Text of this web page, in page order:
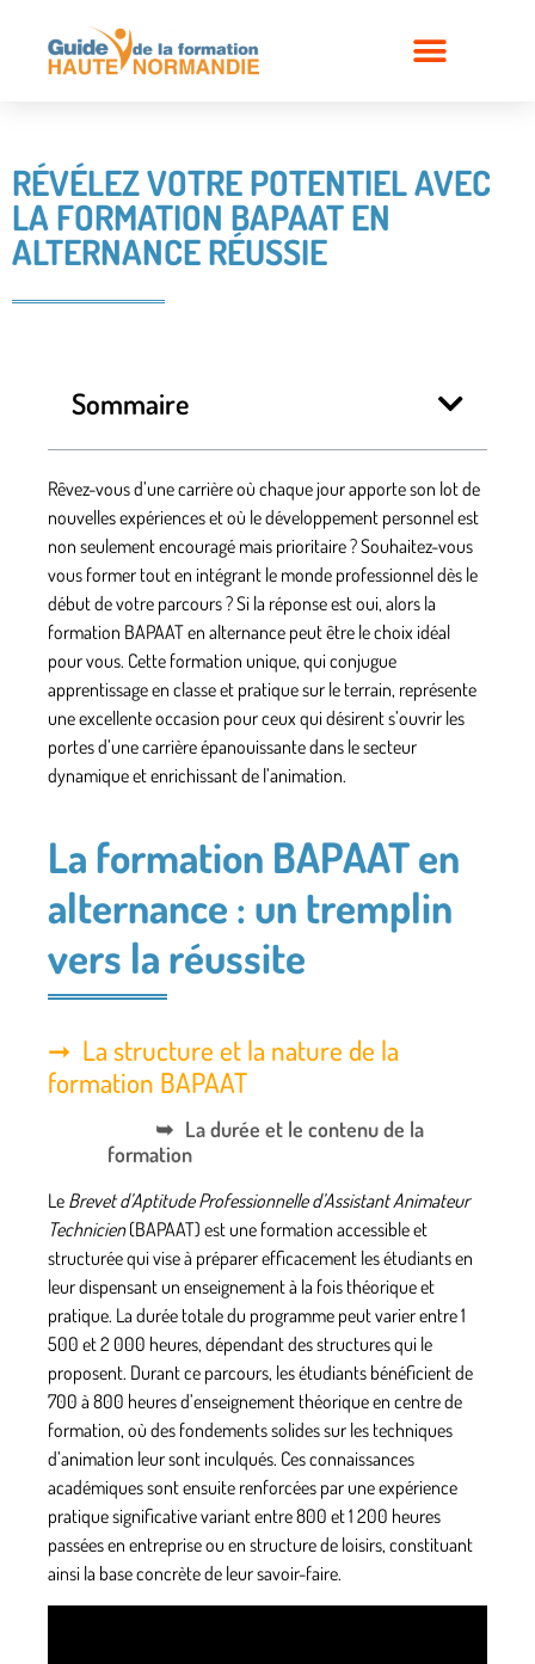
RÉVÉLEZ VOTRE POTENTIEL AVEC
LA FORMATION BAPAAT EN
ALTERNANCE RÉUSSIE
Sommaire
Rêvez-vous d’une carrière où chaque jour apporte son lot de
nouvelles expériences et où le développement personnel est
non seulement encouragé mais prioritaire ? Souhaitez-vous
vous former tout en intégrant le monde professionnel dès le
début de votre parcours ? Si la réponse est oui, alors la
formation BAPAATen alternance peut être le choix idéal
pour vous. Cette formation unique, qui conjugue
apprentissage en classe et pratique sur le terrain, représente
une excellente occasion pour ceux qui désirent s’ouvrir les
portes d’une carrière épanouissante dans le secteur
dynamique et enrichissant de l’animation.
La formation BAPAAT en
alternance : un tremplin
vers la réussite
La structure et la nature de la
formation BAPAAT
La durée et le contenu de la
formation
Le Brevet d’Aptitude Professionnelle d’Assistant Animateur
Technicien(BAPAAT) est une formation accessible et
structurée qui vise à préparer efficacement les étudiants en
leur dispensant un enseignement à la fois théorique et
pratique. La durée totale du programme peut varier entre 1
500 et 2 000 heures, dépendant des structures qui le
proposent. Durant ce parcours, les étudiants bénéficient de
700 à 800 heures d’enseignement théorique en centre de
formation, où des fondements solides sur les techniques
d’animation leur sont inculqués. Ces connaissances
académiques sont ensuite renforcées par une expérience
pratique significative variant entre 800 et 1 200 heures
passées en entreprise ou en structure de loisirs, constituant
ainsi la base concrète de leur savoir-faire.